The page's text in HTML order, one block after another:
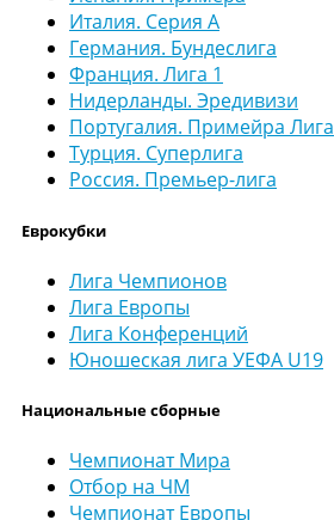
Италия. Серия А
Германия. Бундеслига
Франция. Лига 1
Нидерланды. Эредивизи
Португалия. Примейра Лига
Турция. Суперлига
Россия. Премьер-лига
Еврокубки
Лига Чемпионов
Лига Европы
Лига Конференций
Юношеская лига УЕФА U19
Национальные сборные
Чемпионат Мира
Отбор на ЧМ
Чемпионат Европы